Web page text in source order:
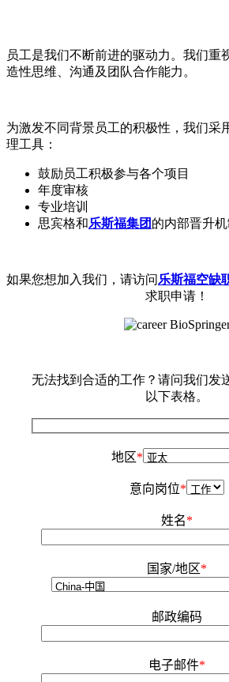
员工是我们不断前进的驱动力。我们重
造性思维、沟通及团队合作能力。
为激发不同背景员工的积极性，我们采
理工具：
鼓励员工积极参与各个项目
年度审核
专业培训
思宾格和乐斯福集团 的内部晋升机
如果您想加入我们，请访问乐斯福空缺
求职申请！
无法找到合适的工作？请问我们发
以下表格。
地区*
意向岗位*
姓名*
国家/地区*
邮政编码
电子邮件*